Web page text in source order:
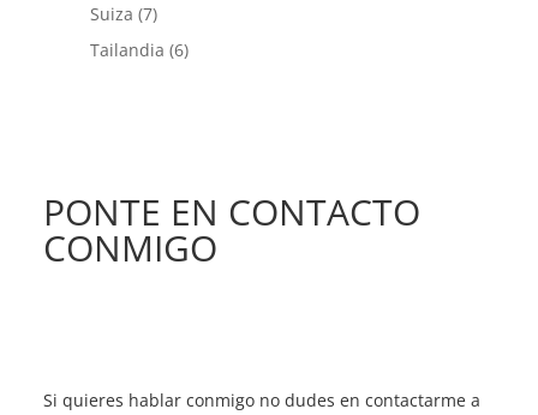
Suiza (7)
Tailandia (6)
PONTE EN CONTACTO
CONMIGO
Si quieres hablar conmigo no dudes en contactarme a